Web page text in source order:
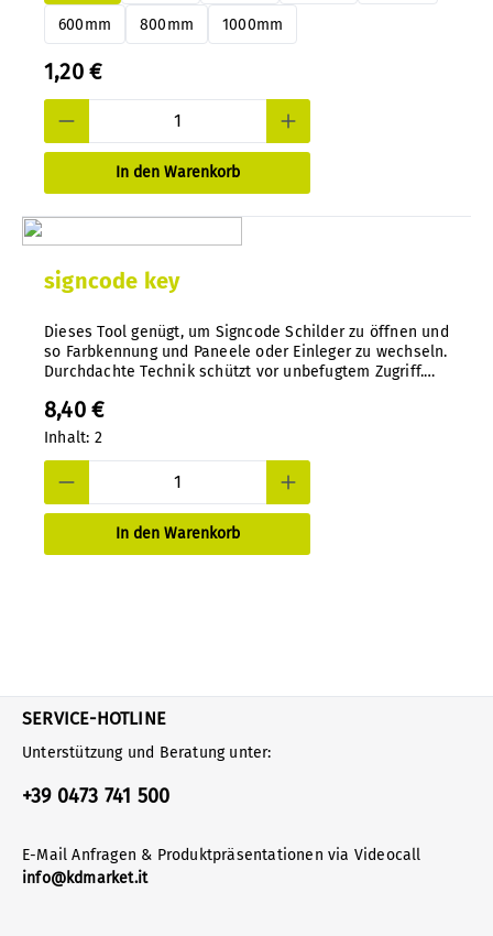
600mm 800mm 1000mm
1,20 €
In den Warenkorb
signcode key
Dieses Tool genügt, um Signcode Schilder zu öffnen und
so Farbkennung und Paneele oder Einleger zu wechseln.
Durchdachte Technik schützt vor unbefugtem Zugriff.
8,40 €
Inhalt: 2
In den Warenkorb
SERVICE-HOTLINE
Unterstützung und Beratung unter:
+39 0473 741 500
E-Mail Anfragen & Produktpräsentationen via Videocall
info@kdmarket.it